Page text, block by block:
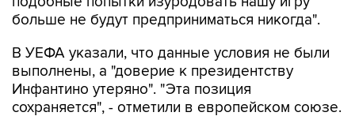
больше не будут предприниматься никогда".
В УЕФА указали, что данные условия не были
выполнены, а "доверие к президентству
Инфантино утеряно". "Эта позиция
сохраняется", - отметили в европейском союзе.